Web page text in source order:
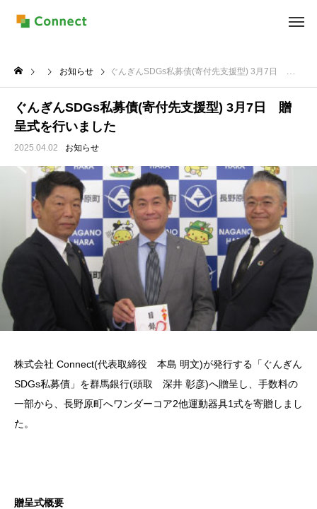
お知らせ ぐんぎんSDGs私募債(寄付先支援型) 3月7日 贈呈式を行いました
ぐんぎんSDGs私募債(寄付先支援型) 3月7日 贈
呈式を行いました
2025.04.02 お知らせ
株式会社 Connect(代表取締役 本島 明文)が発行する「ぐんぎん
SDGs私募債」を群馬銀行(頭取 深井 彰彦)へ贈呈し、手数料の
一部から、長野原町へワンダーコア2他運動器具1式を寄贈しまし
た。
贈呈式概要